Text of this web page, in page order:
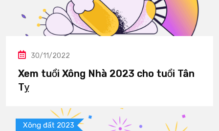
30/11/2022
Xem tuổi Xông Nhà 2023 cho tuổi Tân
Tỵ
Xông đất 2023